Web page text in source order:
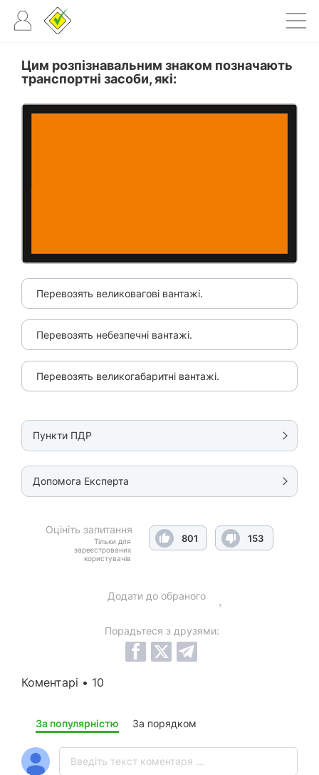
Цим розпізнавальним знаком позначають
транспортні засоби, які:
Перевозять великовагові вантажі.
Перевозять небезпечні вантажі.
Перевозять великогабаритні вантажі.
Пункти ПДР
Допомога Експерта
Оцініть запитання
Тільки для
зареєстрованих
користувачів
801 153
Додати до обраного
Порадьтеся з друзями:
Коментарі • 10
За популярністю За порядком